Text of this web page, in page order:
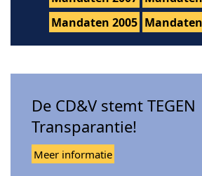
Mandaten 2005
De CD&V stemt TEGEN
Transparantie!
Meer informatie